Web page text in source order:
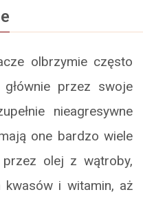
olbrzymie często
przez swoje
nieagresywne
one bardzo wiele
olej z wątroby,
kwasów i witamin, aż